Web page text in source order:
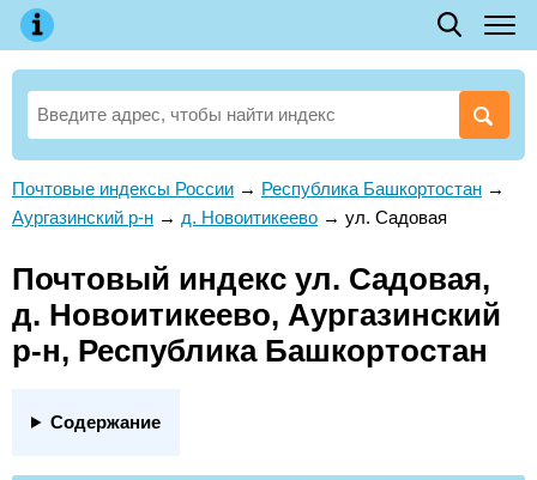
Почтовые индексы России → Республика Башкортостан →
Аургазинский р-н → д. Новоитикеево → ул. Садовая
Почтовый индекс ул. Садовая,
д. Новоитикеево, Аургазинский
р-н, Республика Башкортостан
Содержание